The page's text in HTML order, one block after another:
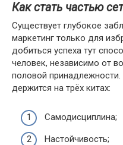
Как стать частью
Существует глубокое
маркетинг только для
добиться успеха тут
человек, независимо от
половой принадлежности.
держится на трёх китах:
Самодисциплина;
Настойчивость;